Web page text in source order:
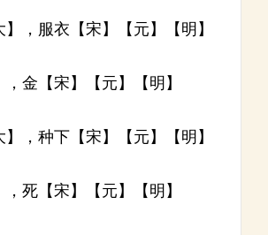
，服衣【宋】【元】【明】
金【宋】【元】【明】
，种下【宋】【元】【明】
死【宋】【元】【明】